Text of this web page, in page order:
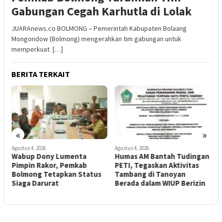
Gabungan Cegah Karhutla di Lolak
JUARAnews.co BOLMONG – Pemerintah Kabupaten Bolaang
Mongondow (Bolmong) mengerahkan tim gabungan untuk
memperkuat […]
BERITA TERKAIT
« »
Agustus 4, 2026
Wabup Dony Lumenta
Pimpin Rakor, Pemkab
Bolmong Tetapkan Status
Siaga Darurat
Agustus 4, 2026
Humas AM Bantah Tudingan
PETI, Tegaskan Aktivitas
Tambang di Tanoyan
Berada dalam WIUP Berizin